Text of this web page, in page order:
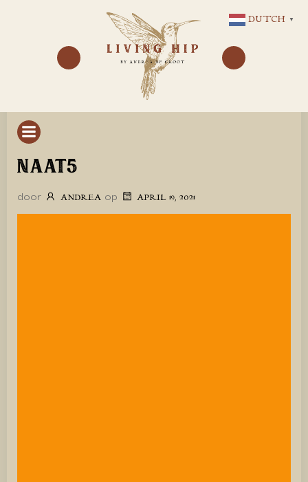
NAAR
DE
INHOUD
NAAT5
door ANDREA op APRIL 19, 2021
DUTCH ▼